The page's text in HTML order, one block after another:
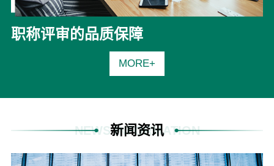
职称评审的品质保障
MORE+
新闻资讯
NEWS INFORMATION